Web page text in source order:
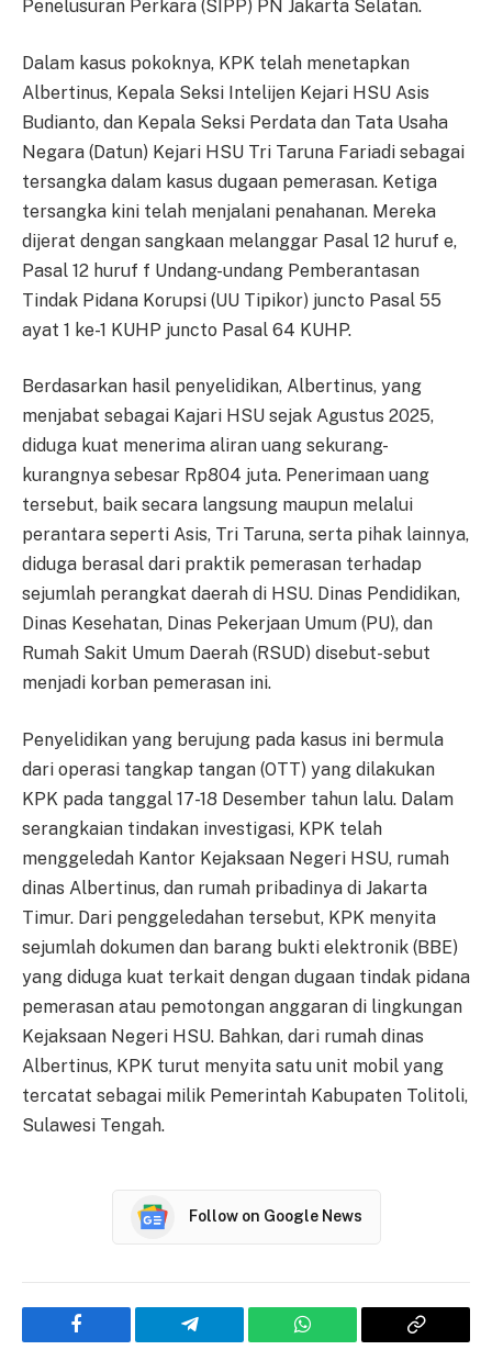
Penelusuran Perkara (SIPP) PN Jakarta Selatan.
Dalam kasus pokoknya, KPK telah menetapkan
Albertinus, Kepala Seksi Intelijen Kejari HSU Asis
Budianto, dan Kepala Seksi Perdata dan Tata Usaha
Negara (Datun) Kejari HSU Tri Taruna Fariadi sebagai
tersangka dalam kasus dugaan pemerasan. Ketiga
tersangka kini telah menjalani penahanan. Mereka
dijerat dengan sangkaan melanggar Pasal 12 huruf e,
Pasal 12 huruf f Undang-undang Pemberantasan
Tindak Pidana Korupsi (UU Tipikor) juncto Pasal 55
ayat 1 ke-1 KUHP juncto Pasal 64 KUHP.
Berdasarkan hasil penyelidikan, Albertinus, yang
menjabat sebagai Kajari HSU sejak Agustus 2025,
diduga kuat menerima aliran uang sekurang-
kurangnya sebesar Rp804 juta. Penerimaan uang
tersebut, baik secara langsung maupun melalui
perantara seperti Asis, Tri Taruna, serta pihak lainnya,
diduga berasal dari praktik pemerasan terhadap
sejumlah perangkat daerah di HSU. Dinas Pendidikan,
Dinas Kesehatan, Dinas Pekerjaan Umum (PU), dan
Rumah Sakit Umum Daerah (RSUD) disebut-sebut
menjadi korban pemerasan ini.
Penyelidikan yang berujung pada kasus ini bermula
dari operasi tangkap tangan (OTT) yang dilakukan
KPK pada tanggal 17-18 Desember tahun lalu. Dalam
serangkaian tindakan investigasi, KPK telah
menggeledah Kantor Kejaksaan Negeri HSU, rumah
dinas Albertinus, dan rumah pribadinya di Jakarta
Timur. Dari penggeledahan tersebut, KPK menyita
sejumlah dokumen dan barang bukti elektronik (BBE)
yang diduga kuat terkait dengan dugaan tindak pidana
pemerasan atau pemotongan anggaran di lingkungan
Kejaksaan Negeri HSU. Bahkan, dari rumah dinas
Albertinus, KPK turut menyita satu unit mobil yang
tercatat sebagai milik Pemerintah Kabupaten Tolitoli,
Sulawesi Tengah.
Follow on Google News
Facebook Telegram WhatsApp
Copy